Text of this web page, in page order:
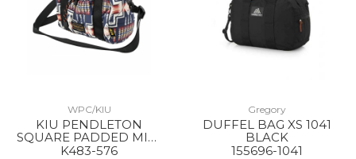
WPC/KIU
KIU PENDLETON
SQUARE PADDED MINI
BOSTON BAG 576
K483-576
Gregory
DUFFEL BAG XS 1041
BLACK
155696-1041